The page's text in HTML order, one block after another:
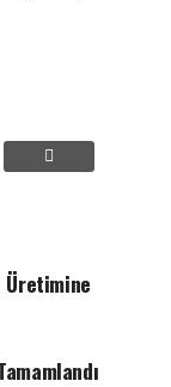
Üretimine